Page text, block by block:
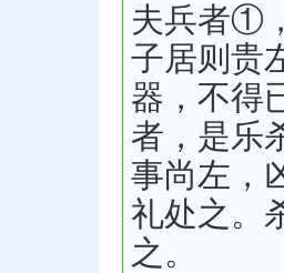
夫兵者①
子居则贵
器，不得
者，是乐
事尚左，
礼处之。
之。